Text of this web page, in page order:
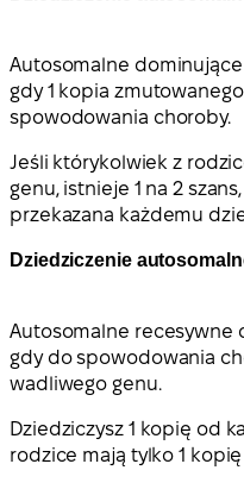
Autosomalne
gdy 1 kopia
spowodowania choroby.
Jeśli którykolwiek z
genu, istnieje 1 na 2
przekazana każdemu
Dziedziczenie
Autosomalne recesywne
gdy do spowodowania
wadliwego genu.
Dziedziczysz 1 kopię od
rodzice mają tylko 1